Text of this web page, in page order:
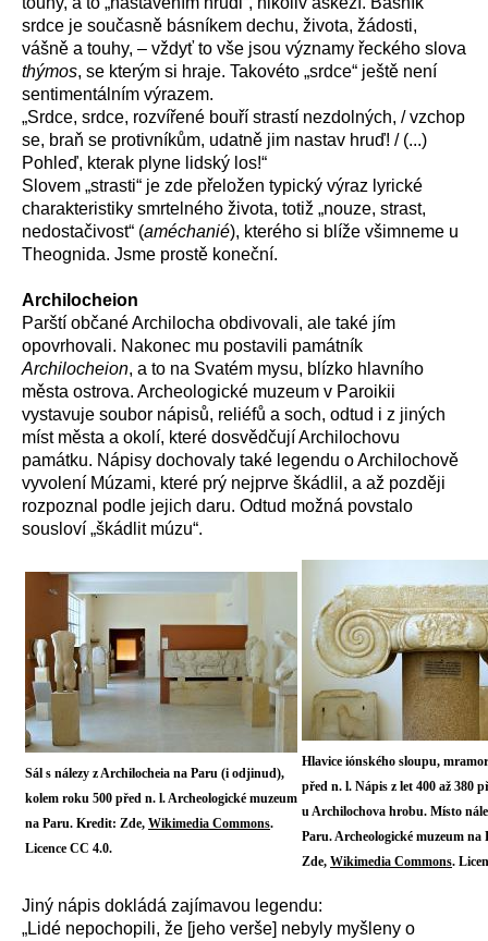
srdce je současně básníkem dechu, života, žádosti,
vášně a touhy, – vždyť to vše jsou významy řeckého slova
thýmos, se kterým si hraje. Takovéto „srdce“ ještě není
sentimentálním výrazem.
„Srdce, srdce, rozvířené bouří strastí nezdolných, / vzchop
se, braň se protivníkům, udatně jim nastav hruď! / (...)
Pohleď, kterak plyne lidský los!“
Slovem „strasti“ je zde přeložen typický výraz lyrické
charakteristiky smrtelného života, totiž „nouze, strast,
nedostačivost“ (améchanié), kterého si blíže všimneme u
Theognida. Jsme prostě koneční.
Archilocheion
Parští občané Archilocha obdivovali, ale také jím
opovrhovali. Nakonec mu postavili památník
Archilocheion, a to na Svatém mysu, blízko hlavního
města ostrova. Archeologické muzeum v Paroikii
vystavuje soubor nápisů, reliéfů a soch, odtud i z jiných
míst města a okolí, které dosvědčují Archilochovu
památku. Nápisy dochovaly také legendu o Archilochově
vyvolení Múzami, které prý nejprve škádlil, a až později
rozpoznal podle jejich daru. Odtud možná povstalo
sousloví „škádlit múzu“.
Sál s nálezy z Archilocheia na Paru (i odjinud),
kolem roku 500 před n. l. Archeologické muzeum
na Paru. Kredit: Zde, Wikimedia Commons.
Licence CC 4.0.
Hlavice iónského sloupu,
před n. l. Nápis z let 400 až 380
u Archilochova hrobu. Místo
Paru. Archeologické muzeum
Zde, Wikimedia Commons.
Jiný nápis dokládá zajímavou legendu:
„Lidé nepochopili, že [jeho verše] nebyly myšleny o